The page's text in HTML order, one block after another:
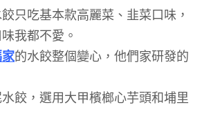
只吃基本款高麗菜、韭菜口味，
我都不愛。
的水餃整個變心，他們家研發的
餃，選用大甲檳榔心芋頭和埔里